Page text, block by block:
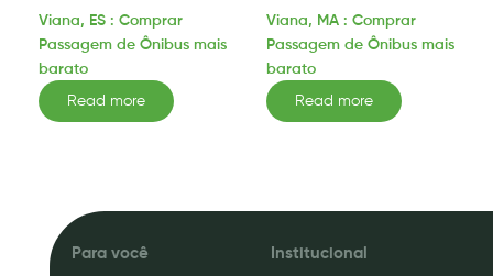
Viana, ES : Comprar
Passagem de Ônibus mais
barato
Read more
Viana, MA : Comprar
Passagem de Ônibus mais
barato
Read more
Para você Institucional